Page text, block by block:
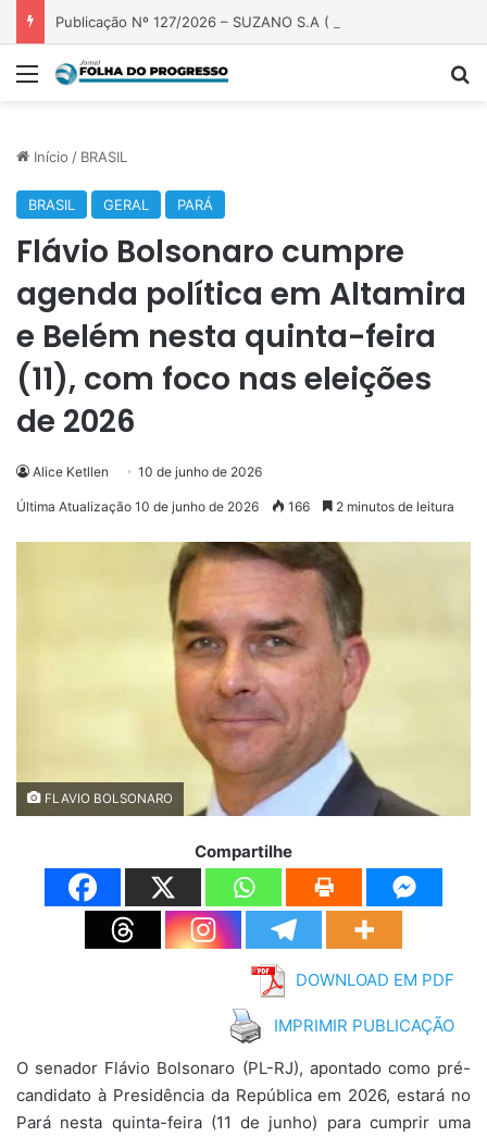
Menu
Início / BRASIL
BRASIL GERAL PARÁ
Flávio Bolsonaro cumpre
agenda política em Altamira
e Belém nesta quinta-feira
(11), com foco nas eleições
de 2026
Alice Ketllen 10 de junho de 2026
Última Atualização 10 de junho de 2026 166 2 minutos de leitura
FLAVIO BOLSONARO
Compartilhe
DOWNLOAD EM PDF
IMPRIMIR PUBLICAÇÃO
O senador Flávio Bolsonaro (PL-RJ), apontado como pré-
candidato à Presidência da República em 2026, estará no
Pará nesta quinta-feira (11 de junho) para cumprir uma